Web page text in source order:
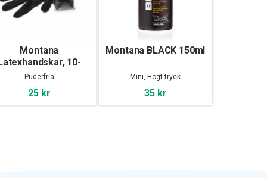
Montana
10-
pack
Puderfria
25 kr
Montana BLACK 150ml
Mini, Högt tryck
35 kr